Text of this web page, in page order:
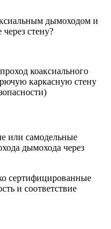
дымоходом и
стену?
или самодельные
дымохода через
сертифицированные
и соответствие